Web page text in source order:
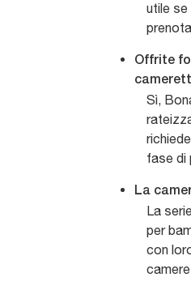
utile
Offrite
Sì,
fase di
La
La
per
con